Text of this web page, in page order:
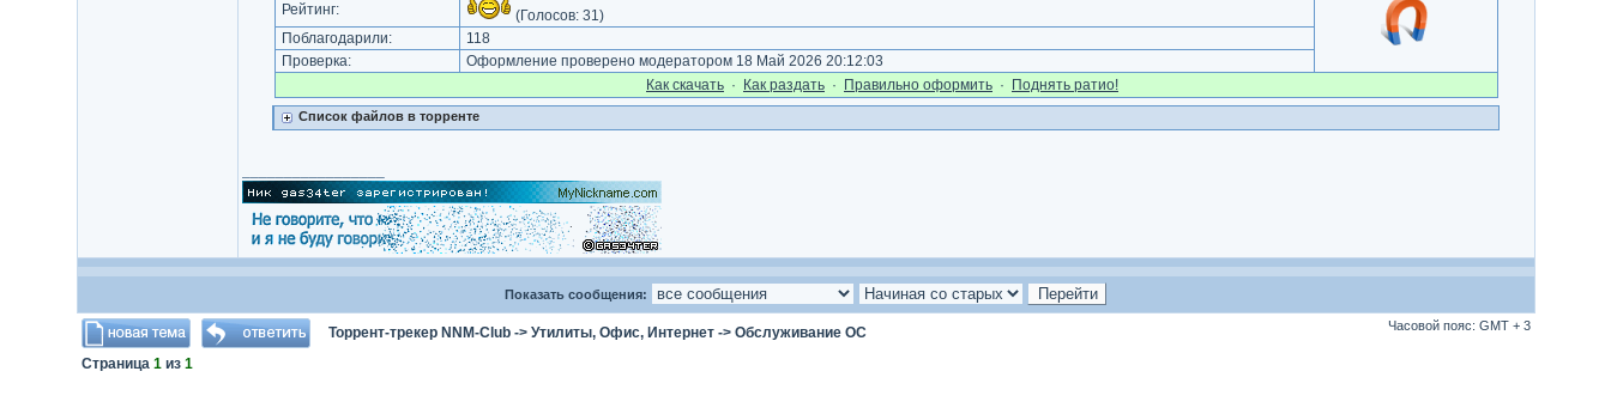
Рейтинг: (Голосов: 31)
Поблагодарили:
118
Проверка:
Оформление проверено модератором 18 Май 2026 20:12:03
Как cкачать · Как раздать · Правильно оформить · Поднять ратио!
Список файлов в торренте
Показать сообщения:
Торрент-трекер NNM-Club-> Утилиты, Офис, Интернет-> Обслуживание ОС Часовой пояс: GMT + 3
Страница 1из 1